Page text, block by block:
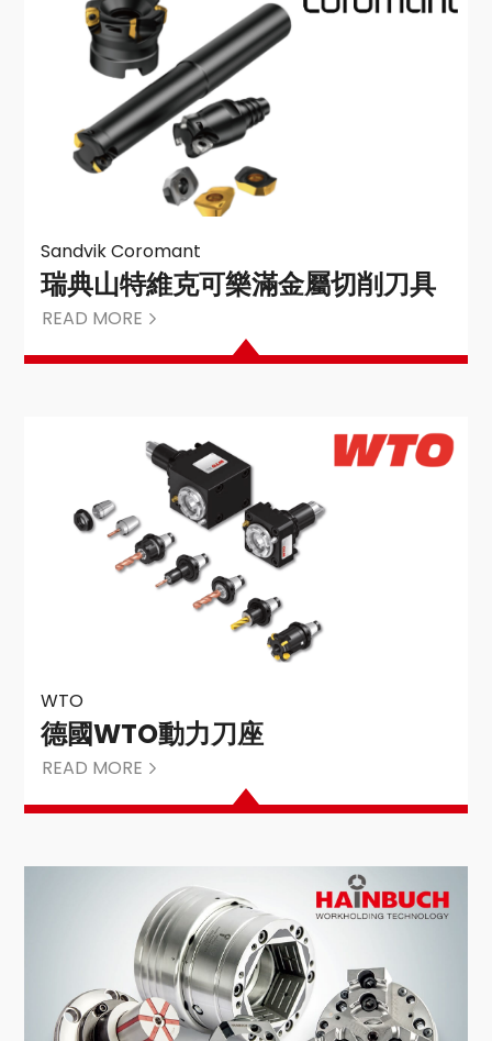
Sandvik Coromant
瑞典山特維克可樂滿金屬切削刀具
READ MORE
WTO
德國WTO動力刀座
READ MORE